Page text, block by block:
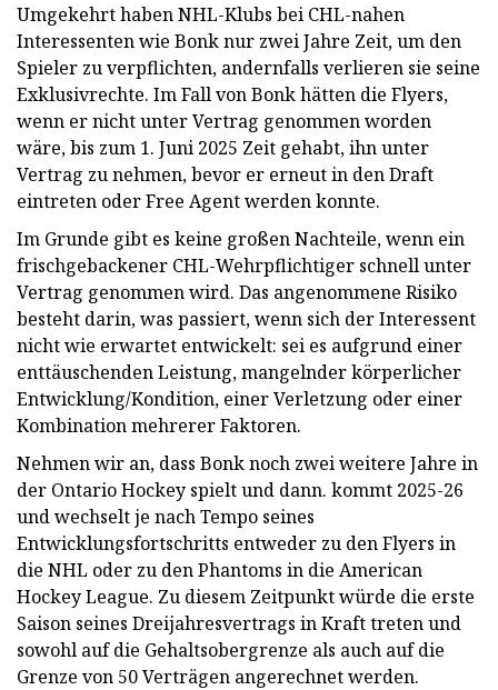
Umgekehrt haben NHL-Klubs bei CHL-nahen
Interessenten wie Bonk nur zwei Jahre Zeit, um den
Spieler zu verpflichten, andernfalls verlieren sie seine
Exklusivrechte. Im Fall von Bonk hätten die Flyers,
wenn er nicht unter Vertrag genommen worden
wäre, bis zum 1. Juni 2025 Zeit gehabt, ihn unter
Vertrag zu nehmen, bevor er erneut in den Draft
eintreten oder Free Agent werden konnte.
Im Grunde gibt es keine großen Nachteile, wenn ein
frischgebackener CHL-Wehrpflichtiger schnell unter
Vertrag genommen wird. Das angenommene Risiko
besteht darin, was passiert, wenn sich der Interessent
nicht wie erwartet entwickelt: sei es aufgrund einer
enttäuschenden Leistung, mangelnder körperlicher
Entwicklung/Kondition, einer Verletzung oder einer
Kombination mehrerer Faktoren.
Nehmen wir an, dass Bonk noch zwei weitere Jahre in
der Ontario Hockey spielt und dann. kommt 2025-26
und wechselt je nach Tempo seines
Entwicklungsfortschritts entweder zu den Flyers in
die NHL oder zu den Phantoms in die American
Hockey League. Zu diesem Zeitpunkt würde die erste
Saison seines Dreijahresvertrags in Kraft treten und
sowohl auf die Gehaltsobergrenze als auch auf die
Grenze von 50 Verträgen angerechnet werden.